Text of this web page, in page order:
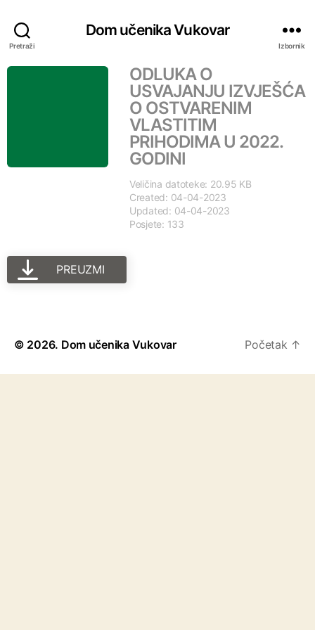
Pretraži
Dom učenika Vukovar
Izbornik
ODLUKA O
USVAJANJU IZVJEŠĆA
O OSTVARENIM
VLASTITIM
PRIHODIMA U 2022.
GODINI
Veličina datoteke: 20.95 KB
Created: 04-04-2023
Updated: 04-04-2023
Posjete: 133
PREUZMI
© 2026. Dom učenika Vukovar Početak ↑